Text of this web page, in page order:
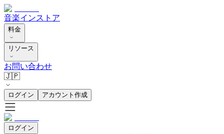
音楽インストア
料金
リソース
お問い合わせ
🇯🇵
ログイン アカウント作成
ログイン